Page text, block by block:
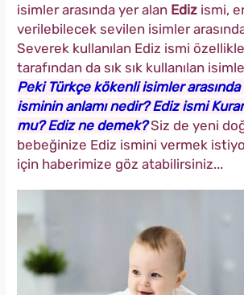
isimler arasında yer alan Ediz ismi,
verilebilecek sevilen isimler
Severek kullanılan Ediz ismi
tarafından da sık sık kullanılan
Peki Türkçe kökenli isimler
isminin anlamı nedir? Ediz ismi
mu? Ediz ne demek?Siz de yeni
bebeğinize Ediz ismini vermek
için haberimize göz atabilirsiniz...